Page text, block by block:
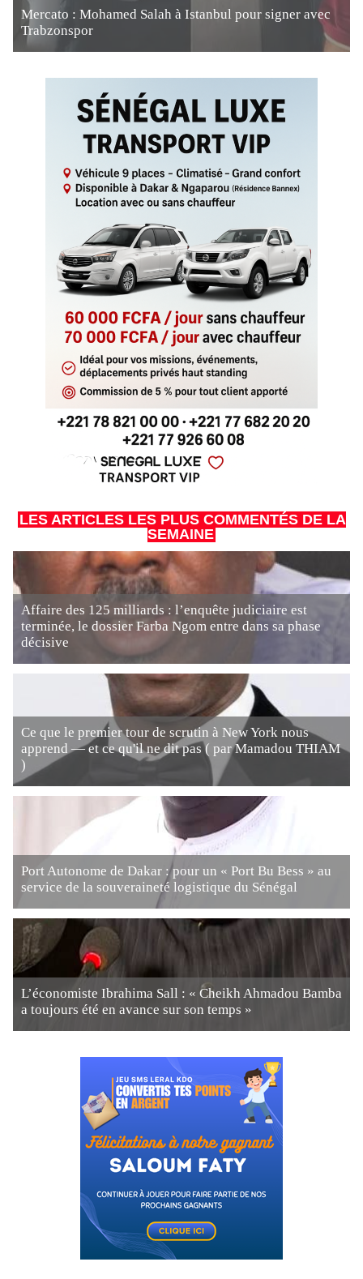
Mercato : Mohamed Salah à Istanbul pour signer avec
Trabzonspor
LES ARTICLES LES PLUS COMMENTÉS DE LA
SEMAINE
Affaire des 125 milliards : l’enquête judiciaire est
terminée, le dossier Farba Ngom entre dans sa phase
décisive
Ce que le premier tour de scrutin à New York nous
apprend — et ce qu'il ne dit pas ( par Mamadou THIAM
)
Port Autonome de Dakar : pour un « Port Bu Bess » au
service de la souveraineté logistique du Sénégal
L’économiste Ibrahima Sall : « Cheikh Ahmadou Bamba
a toujours été en avance sur son temps »